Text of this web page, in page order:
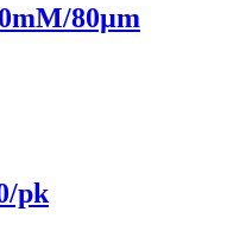
80µm
pk